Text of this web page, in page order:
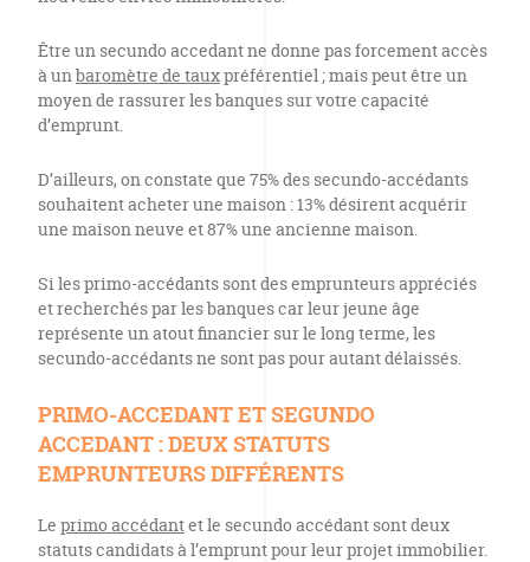
Être un secundo accedant ne donne pas forcement accès
à unbaromètre de tauxpréférentiel ; mais peut être un
moyen de rassurer les banques sur votre capacité
d’emprunt.
D’ailleurs, on constate que 75% des secundo-accédants
souhaitent acheter une maison : 13% désirent acquérir
une maison neuve et 87% une ancienne maison.
Si les primo-accédants sont des emprunteurs appréciés
et recherchés par les banques car leur jeune âge
représente un atout financier sur le long terme, les
secundo-accédants ne sont pas pour autant délaissés.
PRIMO-ACCEDANT ET SEGUNDO
ACCEDANT : DEUX STATUTS
EMPRUNTEURS DIFFÉRENTS
Le primo accédantet le secundo accédant sont deux
statuts candidats à l’emprunt pour leur projet immobilier.